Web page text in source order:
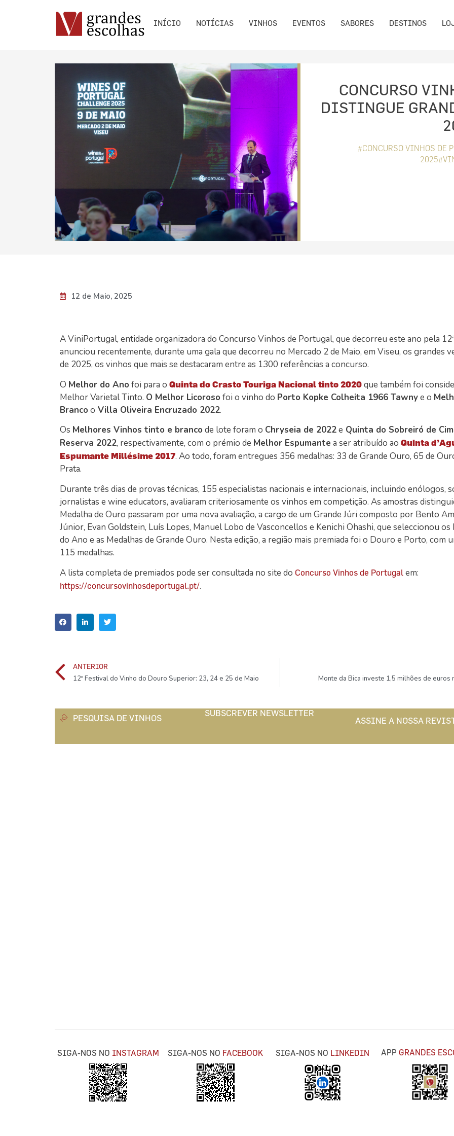
INÍCIO NOTÍCIAS VINHOS EVENTOS SABORES DESTINOS
CONCURSO
DISTINGUE
#CONCURSO VINHOS DE
12 de Maio, 2025
A ViniPortugal, entidade organizadora do Concurso Vinhos de Portugal, que decorreu este ano pela
anunciou recentemente, durante uma gala que decorreu no Mercado 2 de Maio, em Viseu, os grandes
de 2025, os vinhos que mais se destacaram entre as 1300 referências a concurso.
O Melhor do Ano foi para o Quinta do Crasto Touriga Nacional tinto 2020que também foi
Melhor Varietal Tinto. O Melhor Licoroso foi o vinho do Porto Kopke Colheita 1966 Tawnye o
Branco o Villa Oliveira Encruzado 2022.
Os Melhores Vinhos tinto e branco de lote foram o Chryseia de 2022e Quinta do Sobreiró de
Reserva 2022, respectivamente, com o prémio de Melhor Espumante a ser atribuído ao Quinta
Espumante Millésime 2017. Ao todo, foram entregues 356 medalhas: 33 de Grande Ouro, 65 de
Prata.
Durante três dias de provas técnicas, 155 especialistas nacionais e internacionais, incluindo enólogos,
jornalistas e wine educators, avaliaram criteriosamente os vinhos em competição. As amostras
Medalha de Ouro passaram por uma nova avaliação, a cargo de um Grande Júri composto por Bento
Júnior, Evan Goldstein, Luís Lopes, Manuel Lobo de Vasconcellos e Kenichi Ohashi, que seleccionou
do Ano e as Medalhas de Grande Ouro. Nesta edição, a região mais premiada foi o Douro e Porto, com
115 medalhas.
A lista completa de premiados pode ser consultada no site do Concurso Vinhos de Portugalem:
https://concursovinhosdeportugal.pt/.
ANTERIOR
12º Festival do Vinho do Douro Superior: 23, 24 e 25 de Maio Monte da Bica investe 1,5 milhões de euros
PESQUISA DE VINHOS
SUBSCREVER NEWSLETTER
ASSINE A NOSSA
SIGA-NOS NO INSTAGRAM SIGA-NOS NO FACEBOOK SIGA-NOS NO LINKEDIN APP GRANDES